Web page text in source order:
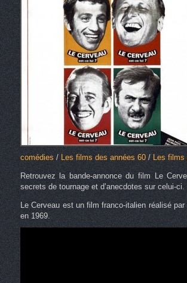
comédies/Les films des années 60/ Les films
Retrouvez la bande-annonce du film Le
secrets de tournage et d’anecdotes sur celui-ci.
Le Cerveau est un film franco-italien réalisé
en 1969.